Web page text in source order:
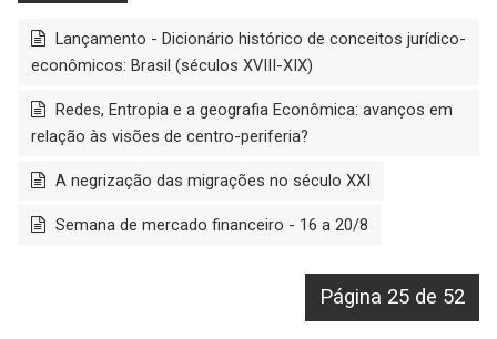
Lançamento - Dicionário histórico de conceitos jurídico-
econômicos: Brasil (séculos XVIII-XIX)
Redes, Entropia e a geografia Econômica: avanços em
relação às visões de centro-periferia?
A negrização das migrações no século XXI
Semana de mercado financeiro - 16 a 20/8
Página 25 de 52